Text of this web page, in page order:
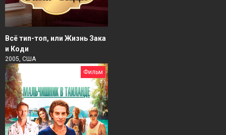
Всё тип-топ, или Жизнь Зака
и Коди
2005, США
Фильм